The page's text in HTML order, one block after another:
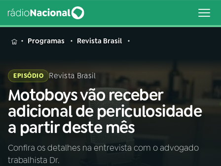
MENU
Buscar
na
Rádio
Nacional
Buscar
AO VIVO
Programas Revista Brasil
EPISÓDIO Revista Brasil
Motoboys vão receber
adicional de periculosidade
a partir deste mês
Confira os detalhes na entrevista com o advogado
trabalhista Dr.